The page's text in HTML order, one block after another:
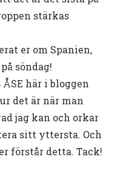
stärkas
er om Spanien,
söndag!
här i bloggen
det är när man
jag kan och orkar
sitt yttersta. Och
förstår detta. Tack!